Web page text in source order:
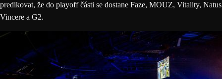
predikovat, že do playoff části se dostane Faze, MOUZ, Vitality, Natus
Vincere a G2.